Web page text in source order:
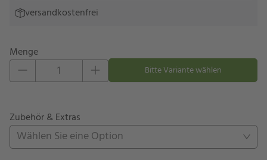
versandkostenfrei
Menge
Eins hinzufügen Eins entfernenBitte Variante wählen
Zubehör & Extras
Wählen Sie eine Option